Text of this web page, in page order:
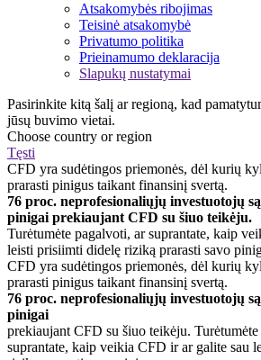
Atsakomybės ribojimas
Teisinė atsakomybė
Privatumo politika
Prieinamumo deklaracija
Slapukų nustatymai
Pasirinkite kitą šalį ar regioną, kad
jūsų buvimo vietai.
Choose country or region
Tęsti
CFD yra sudėtingos priemonės, dėl kurių
prarasti pinigus taikant finansinį svertą.
76 proc. neprofesionaliųjų investuotojų
pinigai prekiaujant CFD su šiuo teikėju.
Turėtumėte pagalvoti, ar suprantate, kaip
leisti prisiimti didelę riziką prarasti savo
CFD yra sudėtingos priemonės, dėl kurių
prarasti pinigus taikant finansinį svertą.
76 proc. neprofesionaliųjų investuotojų
pinigai
prekiaujant CFD su šiuo teikėju.
suprantate, kaip veikia CFD ir ar galite sau